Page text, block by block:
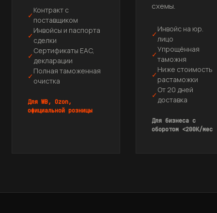
✓
Контракт с
поставщиком
✓
Инвойсы и паспорта
сделки
✓
Сертификаты EAC,
декларации
✓
Полная таможенная
очистка
Для WB, Ozon,
официальной розницы
схемы.
✓
Инвойс на юр.
лицо
✓
Упрощённая
таможня
✓
Ниже стоимость
растаможки
✓
От 20 дней
доставка
Для бизнеса с
оборотом <200K/мес